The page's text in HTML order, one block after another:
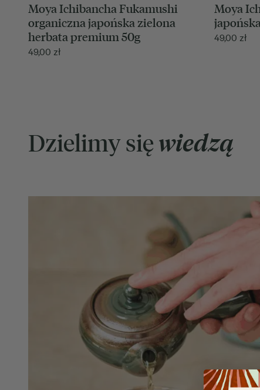
Moya Ichibancha Fukamushi
organiczna japońska zielona
herbata premium 50g
49,00 zł
Moya
49,00 zł
Dzielimy sięwiedzą